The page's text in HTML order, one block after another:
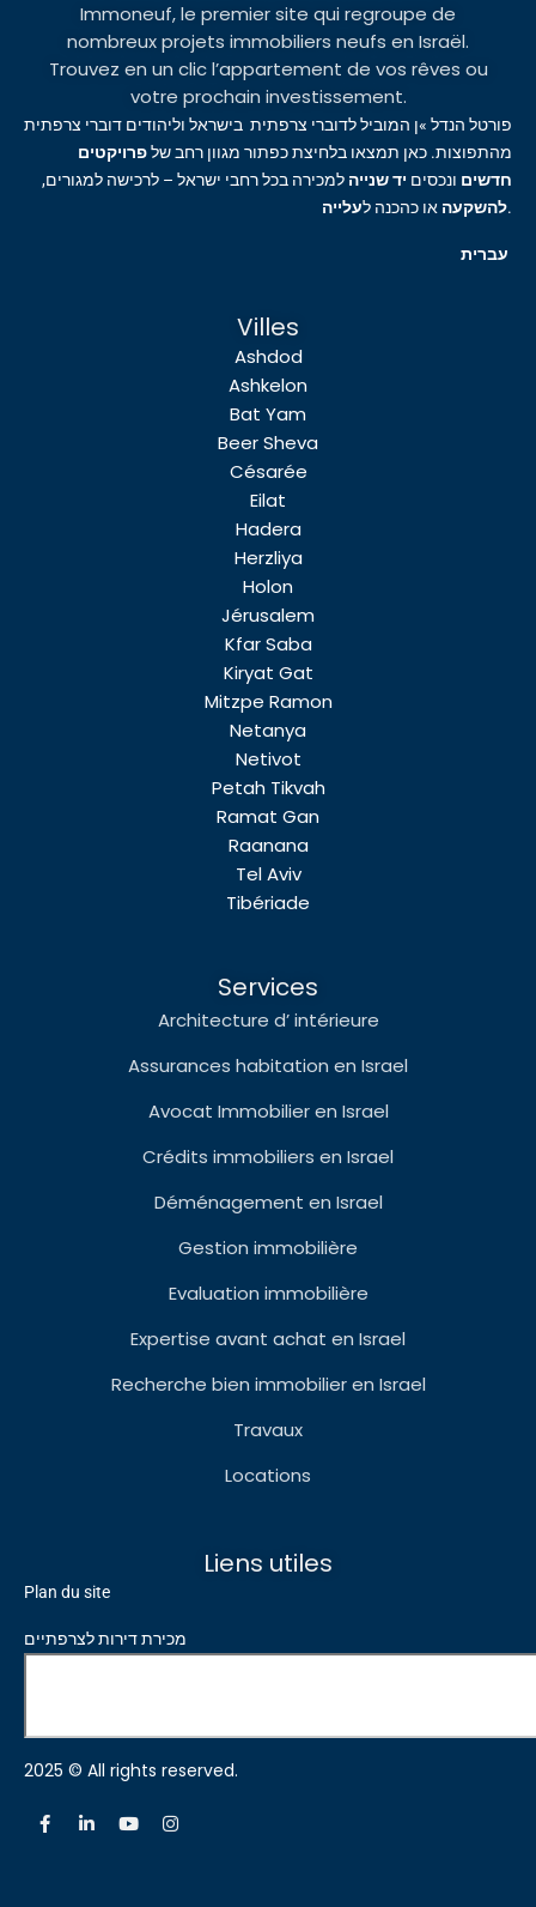
Immoneuf, le premier site qui regroupe de
nombreux projets immobiliers neufs en Israël.
Trouvez en un clic l’appartement de vos rêves ou
votre prochain investissement.
פורטל הנדל »ן המוביל לדוברי צרפתית בישראל וליהודים דוברי צרפתית
מהתפוצות. כאן תמצאו בלחיצת כפתור מגוון רחב שלפרויקטים
חדשים ונכסים יד שנייה למכירה בכל רחבי ישראל – לרכישה למגורים,
להשקעה או כהכנה לעלייה .
Villes
Ashdod
Ashkelon
Bat Yam
Beer Sheva
Césarée
Eilat
Hadera
Herzliya
Holon
Jérusalem
Kfar Saba
Kiryat Gat
Mitzpe Ramon
Netanya
Netivot
Petah Tikvah
Ramat Gan
Raanana
Tel Aviv
Tibériade
Services
Architecture d’ intérieure
Assurances habitation en Israel
Avocat Immobilier en Israel
Crédits immobiliers en Israel
Déménagement en Israel
Gestion immobilière
Evaluation immobilière
Expertise avant achat en Israel
Recherche bien immobilier en Israel
Travaux
Locations
Liens utiles
Plan du site
מכירת דירות לצרפתיים
2025 © All rights reserved.